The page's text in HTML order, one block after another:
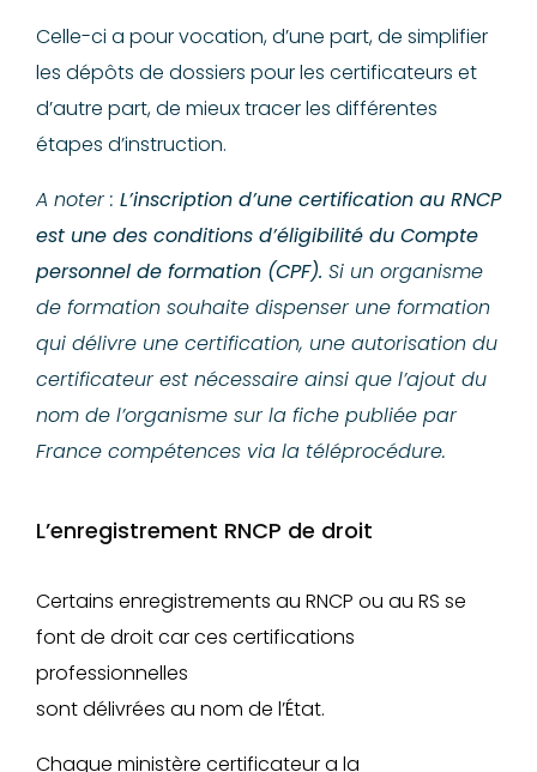
Celle-ci a pour vocation, d’une part, de simplifier
les dépôts de dossiers pour les certificateurs et
d’autre part, de mieux tracer les différentes
étapes d’instruction.
A noter : L’inscription d’une certification au RNCP
est une des conditions d’éligibilité du Compte
personnel de formation (CPF). Si un organisme
de formation souhaite dispenser une formation
qui délivre une certification, une autorisation du
certificateur est nécessaire ainsi que l’ajout du
nom de l’organisme sur la fiche publiée par
France compétences via la téléprocédure.
L’enregistrement RNCP de droit
Certains enregistrements au RNCP ou au RS se
font de droit car ces certifications
professionnelles
sont délivrées au nom de l’État.
Chaque ministère certificateur a la